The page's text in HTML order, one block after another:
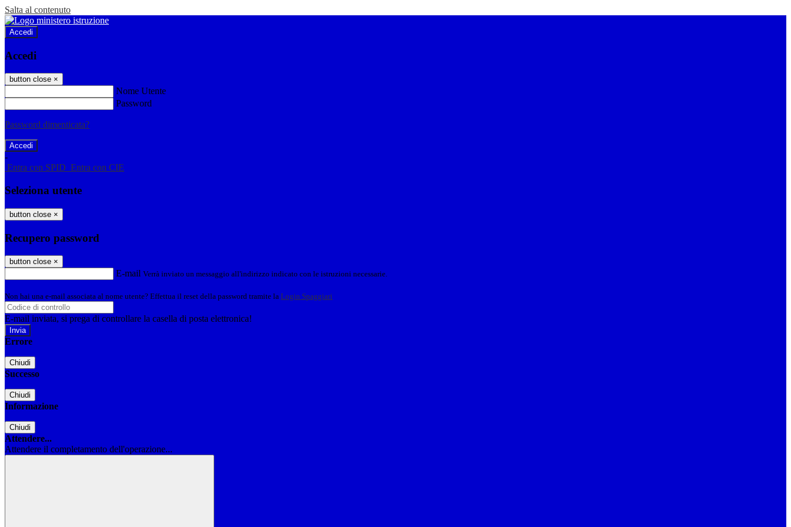
Salta al contenuto
Accedi
Accedi
button close ×
Nome Utente
Password
Password dimenticata?
-
Entra con SPID Entra con CIE
Seleziona utente
button close ×
Recupero password
button close ×
E-mail Verrà inviato un messaggio all'indirizzo indicato con le istruzioni necessarie.
Non hai una e-mail associata al nome utente? Effettua il reset della password tramite la Login Spaggiari
E-mail inviata, si prega di controllare la casella di posta elettronica!
Errore
Chiudi
Successo
Chiudi
Informazione
Chiudi
Attendere...
Attendere il completamento dell'operazione...